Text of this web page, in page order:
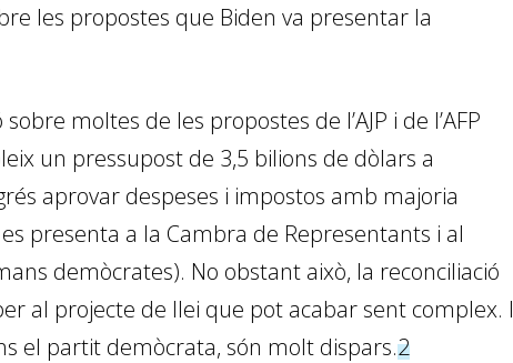
les propostes que Biden va presentar la
moltes de les propostes de l’AJP i de l’AFP
un pressupost de 3,5 bilions de dòlars a
aprovar despeses i impostos amb majoria
presenta a la Cambra de Representants i al
demòcrates). No obstant això, la reconciliació
al projecte de llei que pot acabar sent complex. I
el partit de­­mòcrata, són molt dispars.2